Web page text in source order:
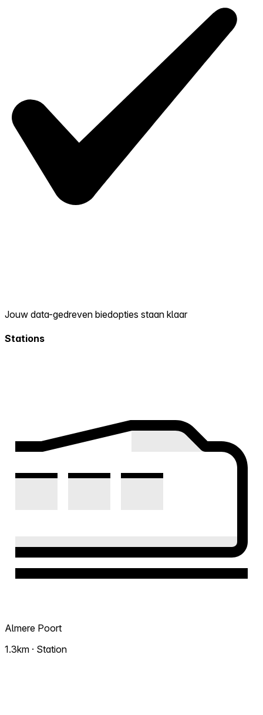
Jouw data-gedreven biedopties staan klaar
Stations
Almere Poort
1.3km · Station